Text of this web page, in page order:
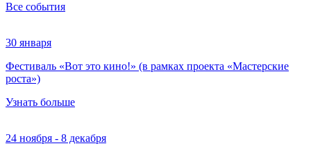
Все события
30 января
Фестиваль «Вот это кино!» (в рамках проекта «Мастерские
роста»)
Узнать больше
24 ноября - 8 декабря